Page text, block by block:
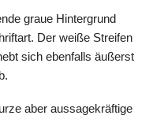
graue Hintergrund
Der weiße Streifen
sich ebenfalls äußerst
aber aussagekräftige